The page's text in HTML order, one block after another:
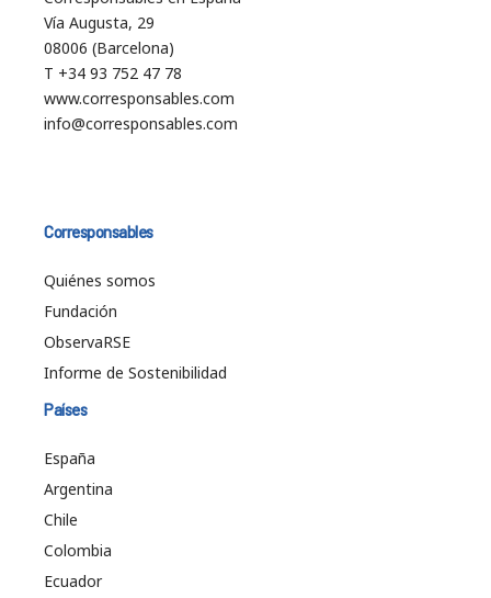
Vía Augusta, 29
08006 (Barcelona)
T +34 93 752 47 78
www.corresponsables.com
info@corresponsables.com
Corresponsables
Quiénes somos
Fundación
ObservaRSE
Informe de Sostenibilidad
Países
España
Argentina
Chile
Colombia
Ecuador